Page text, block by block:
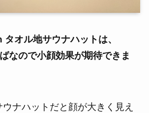
オル地サウナハットは、
なので小顔効果が期待できま
ナハットだと顔が大きく見え